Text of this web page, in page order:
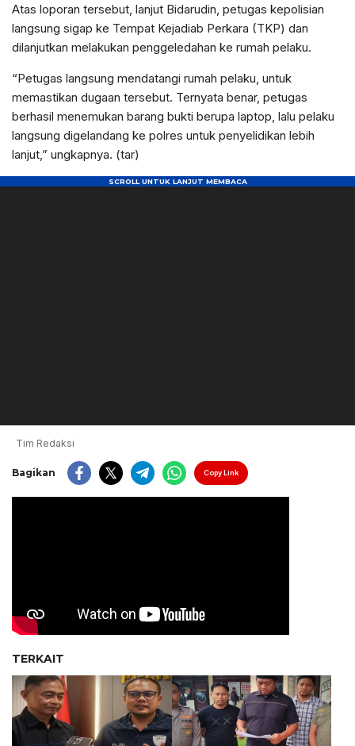
Atas loporan tersebut, lanjut Bidarudin, petugas kepolisian
langsung sigap ke Tempat Kejadiab Perkara (TKP) dan
dilanjutkan melakukan penggeledahan ke rumah pelaku.
“Petugas langsung mendatangi rumah pelaku, untuk
memastikan dugaan tersebut. Ternyata benar, petugas
berhasil menemukan barang bukti berupa laptop, lalu pelaku
langsung digelandang ke polres untuk penyelidikan lebih
lanjut,” ungkapnya. (tar)
Tim Redaksi
Bagikan Copy Link
TERKAIT